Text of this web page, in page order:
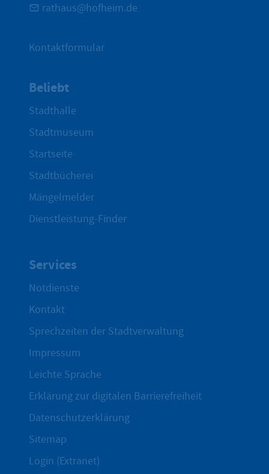
rathaus@hofheim.de
Kontaktformular
Beliebt
Stadthalle
Stadtmuseum
Startseite
Stadtbücherei
Mängelmelder
Dienstleistung-Finder
Services
Notdienste
Kontakt
Sprechzeiten der Stadtverwaltung
Impressum
Leichte Sprache
Erklärung zur digitalen Barrierefreiheit
Datenschutzerklärung
Sitemap
Login (Extranet)